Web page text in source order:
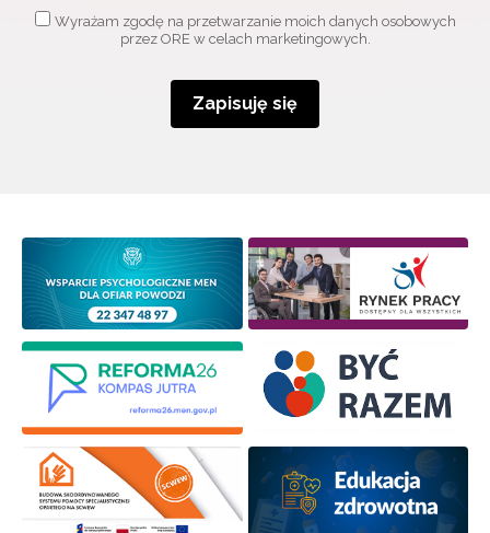
Wyrażam zgodę na przetwarzanie moich danych osobowych
przez ORE w celach marketingowych.
Zapisuję się
Newsletter ORE
o szkoleniach i programach.
osobowych przez ORE w celach marketingowych.
Zapisuję się